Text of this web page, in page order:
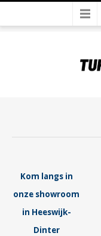
Kom langs in
onze showroom
in Heeswijk-
Dinter